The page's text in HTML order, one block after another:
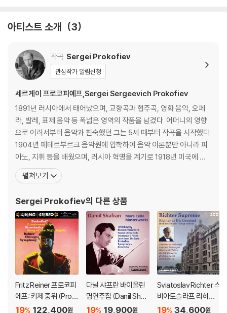
sody in Blue / Bernst
Op.30)
아티스트 소개 3
작곡 Sergei Prokofiev
관심작가 알림신청
세르게이 프로코피예프,Sergei Sergeevich Prokofiev
1891년 러시아에서 태어났으며, 교향곡과 협주곡, 영화 음악, 오페
라, 발레, 표제 음악 등 폭넓은 영역의 작품을 남겼다. 어머니의 영향
으로 어려서부터 음악과 친숙했던 그는 5세 때부터 작곡을 시작했다.
1904년 페테르부르크 음악원에 입학하여 음악 이론뿐만 아니라 피
아노, 지휘 등을 배웠으며, 러시아 혁명을 계기로 1918년 미국에 망
명하여 미국과 유럽에서 활발한 연주활동을 하면서 피아니스트로서
도 높은 평가를 받았다. 그 후 여러 차례 귀국 요청을 받은 그는 1934
다. 1936년 당국의 문화 방침에 의하여 음악
펼쳐보기
Sergei Prokofiev의 다른 상품
Fritz Reiner 프로코피
에프; 키제 중위 (Prok
ofiev: Lieutenant Kij
122,400원
19%
다닐 샤프란 바이올린
명연주집 (Daniil Shafr
an More Cello Mast
19,900원
19%
Sviatoslav Richter 스
비아토슬라프 리히테
르 라이브 레코딩 모음
34,600원
19%